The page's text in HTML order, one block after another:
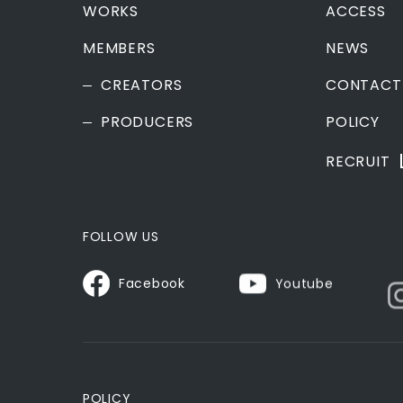
WORKS
MEMBERS
CREATORS
PRODUCERS
ACCESS
NEWS
CONTACT
POLICY
RECRUIT
FOLLOW US
Facebook Youtube
POLICY